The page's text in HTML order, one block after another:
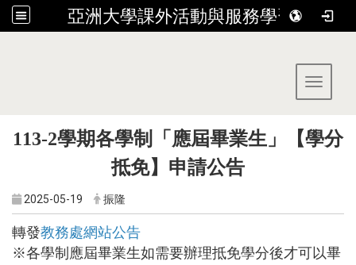
亞洲大學課外活動與服務學習組
Toggle
113-2學期各學制「應屆畢業生」【學分
抵免】申請公告
2025-05-19 振隆
轉發教務處網站公告
※各學制應屆畢業生如需要辦理抵免學分後才可以畢